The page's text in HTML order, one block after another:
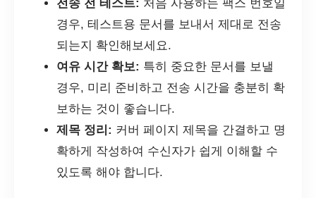
전송 전 테스트: 처음 사용하는 팩스 번호일
경우, 테스트용 문서를 보내서 제대로 전송
되는지 확인해보세요.
여유 시간 확보: 특히 중요한 문서를 보낼
경우, 미리 준비하고 전송 시간을 충분히 확
보하는 것이 좋습니다.
제목 정리: 커버 페이지 제목을 간결하고 명
확하게 작성하여 수신자가 쉽게 이해할 수
있도록 해야 합니다.